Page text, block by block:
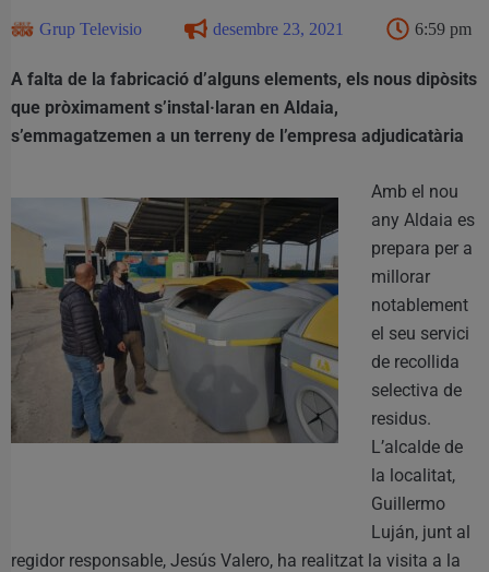
Grup Televisio desembre 23, 2021 6:59 pm
A falta de la fabricació d’alguns elements, els nous dipòsits
que pròximament s’instal·laran en Aldaia,
s’emmagatzemen a un terreny de l’empresa adjudicatària
Amb el nou
any Aldaia es
prepara per a
millorar
notablement
el seu servici
de recollida
selectiva de
residus.
L’alcalde de
la localitat,
Guillermo
Luján, junt al
regidor responsable, Jesús Valero, ha realitzat la visita a la